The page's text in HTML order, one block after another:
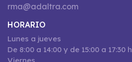
rma@adaltra.com
HORARIO
Lunes a jueves
De 8:00 a 14:00 y de 15:00 a 17:30 h
Viernes